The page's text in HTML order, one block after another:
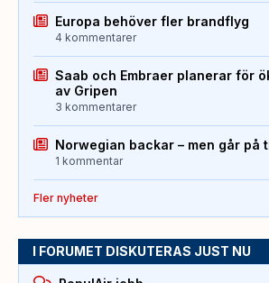
Europa behöver fler brandflyg
4 kommentarer
Saab och Embraer planerar för
av Gripen
3 kommentarer
Norwegian backar – men går på
1 kommentar
Fler nyheter
I FORUMET DISKUTERAS JUST NU